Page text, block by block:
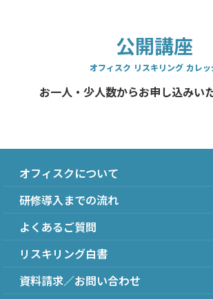
公開講座
オフィスク リスキリング カレッ
お一人・少人数からお申し込みい
オフィスクについて
研修導入までの流れ
よくあるご質問
リスキリング白書
資料請求／お問い合わせ